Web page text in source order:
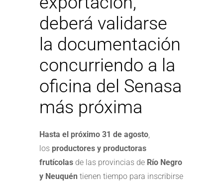
deberá validarse
la documentación
concurriendo a la
oficina del Senasa
más próxima
Hasta el próximo 31 de agosto,
los productores y productoras
frutícolas de las provincias de Río Negro
y Neuquén tienen tiempo para inscribirse